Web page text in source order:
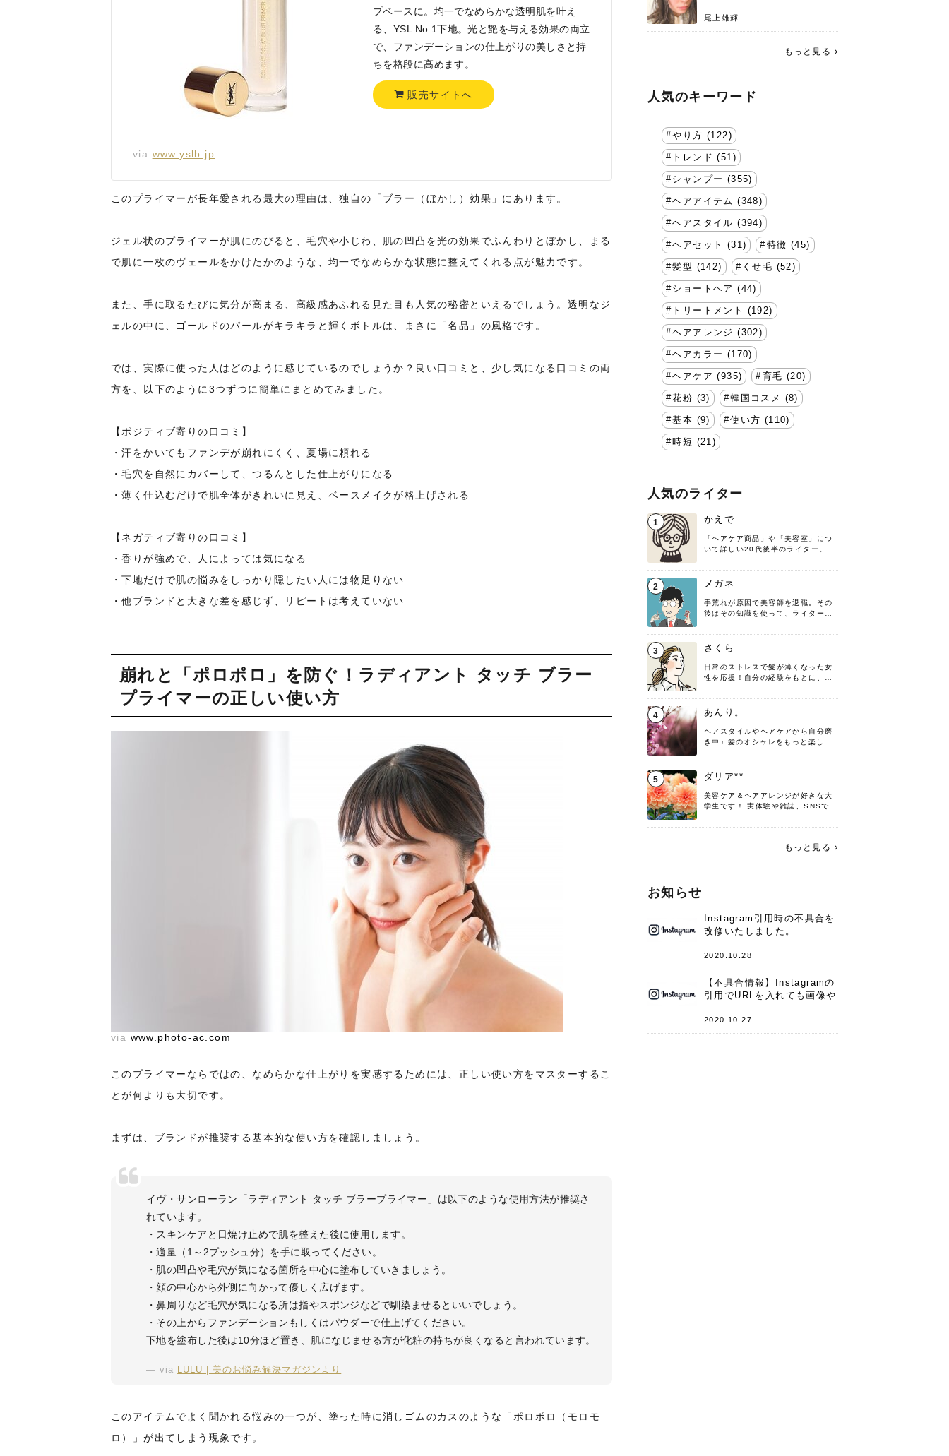
via www.yslb.jp
プベースに。均一でなめらかな透明肌を叶え
る、YSL No.1下地。光と艶を与える効果の両立
で、ファンデーションの仕上がりの美しさと持
ちを格段に高めます。
販売サイトへ
このプライマーが長年愛される最大の理由は、独自の「ブラー（ぼかし）効果」にあります。
ジェル状のプライマーが肌にのびると、毛穴や小じわ、肌の凹凸を光の効果でふんわりとぼかし、まる
で肌に一枚のヴェールをかけたかのような、均一でなめらかな状態に整えてくれる点が魅力です。
また、手に取るたびに気分が高まる、高級感あふれる見た目も人気の秘密といえるでしょう。透明なジ
ェルの中に、ゴールドのパールがキラキラと輝くボトルは、まさに「名品」の風格です。
では、実際に使った人はどのように感じているのでしょうか？良い口コミと、少し気になる口コミの両
方を、以下のように3つずつに簡単にまとめてみました。
【ポジティブ寄りの口コミ】
・汗をかいてもファンデが崩れにくく、夏場に頼れる
・毛穴を自然にカバーして、つるんとした仕上がりになる
・薄く仕込むだけで肌全体がきれいに見え、ベースメイクが格上げされる
【ネガティブ寄りの口コミ】
・香りが強めで、人によっては気になる
・下地だけで肌の悩みをしっかり隠したい人には物足りない
・他ブランドと大きな差を感じず、リピートは考えていない
崩れと「ポロポロ」を防ぐ！ラディアント タッチ ブラー
プライマーの正しい使い方
via www.photo-ac.com
このプライマーならではの、なめらかな仕上がりを実感するためには、正しい使い方をマスターするこ
とが何よりも大切です。
まずは、ブランドが推奨する基本的な使い方を確認しましょう。
イヴ・サンローラン「ラディアント タッチ ブラープライマー」は以下のような使用方法が推奨さ
れています。
・スキンケアと日焼け止めで肌を整えた後に使用します。
・適量（1～2プッシュ分）を手に取ってください。
・肌の凹凸や毛穴が気になる箇所を中心に塗布していきましょう。
・顔の中心から外側に向かって優しく広げます。
・鼻周りなど毛穴が気になる所は指やスポンジなどで馴染ませるといいでしょう。
・その上からファンデーションもしくはパウダーで仕上げてください。
下地を塗布した後は10分ほど置き、肌になじませる方が化粧の持ちが良くなると言われています。
via LULU | 美のお悩み解決マガジンより
このアイテムでよく聞かれる悩みの一つが、塗った時に消しゴムのカスのような「ポロポロ（モロモ
ロ）」が出てしまう現象です。
尾上雄輝
もっと見る
人気のキーワード
やり方 (122)
トレンド (51)
シャンプー (355)
ヘアアイテム (348)
ヘアスタイル (394)
ヘアセット (31) 特徴 (45)
髪型 (142) くせ毛 (52)
ショートヘア (44)
トリートメント (192)
ヘアアレンジ (302)
ヘアカラー (170)
ヘアケア (935) 育毛 (20)
花粉 (3) 韓国コスメ (8)
基本 (9) 使い方 (110)
時短 (21)
人気のライター
1 かえで
「ヘアケア商品」や「美容室」につ
いて詳しい20代後半のライター。楽
す！
2 メガネ
手荒れが原因で美容師を退職。その
後はその知識を使って、ライターと
髪の知識をわかりやすく紹介しま
す！
3 さくら
日常のストレスで髪が薄くなった女
性を応援！自分の経験をもとに、執
4 あんり。
ヘアスタイルやヘアケアから自分磨
き中♪ 髪のオシャレをもっと楽しめ
♡ 役立つ情報をお届けできるように
頑張ります！よろしくお願いしま
5 ダリア**
美容ケア＆ヘアアレンジが好きな大
学生です！ 実体験や雑誌、SNSで知
す。 これからよろしくお願いします
もっと見る
お知らせ
Instagram引用時の不具合を
改修いたしました。
2020.10.28
【不具合情報】Instagramの
引用でURLを入れても画像や
件
2020.10.27